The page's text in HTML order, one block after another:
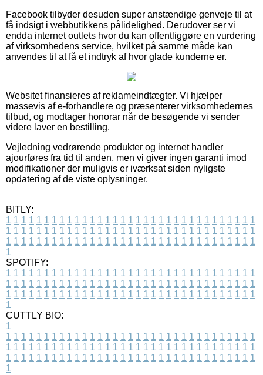
Facebook tilbyder desuden super anstændige genveje til at
få indsigt i webbutikkens pålidelighed. Derudover ser vi
endda internet outlets hvor du kan offentliggøre en vurdering
af virksomhedens service, hvilket på samme måde kan
anvendes til at få et indtryk af hvor glade kunderne er.
Websitet finansieres af reklameindtægter. Vi hjælper
massevis af e-forhandlere og præsenterer virksomhedernes
tilbud, og modtager honorar når de besøgende vi sender
videre laver en bestilling.
Vejledning vedrørende produkter og internet handler
ajourføres fra tid til anden, men vi giver ingen garanti imod
modifikationer der muligvis er iværksat siden nyligste
opdatering af de viste oplysninger.
BITLY:
1 1 1 1 1 1 1 1 1 1 1 1 1 1 1 1 1 1 1 1 1 1 1 1 1 1 1 1 1 1 1 1 1
1 1 1 1 1 1 1 1 1 1 1 1 1 1 1 1 1 1 1 1 1 1 1 1 1 1 1 1 1 1 1 1 1
1 1 1 1 1 1 1 1 1 1 1 1 1 1 1 1 1 1 1 1 1 1 1 1 1 1 1 1 1 1 1 1 1
1
SPOTIFY:
1 1 1 1 1 1 1 1 1 1 1 1 1 1 1 1 1 1 1 1 1 1 1 1 1 1 1 1 1 1 1 1 1
1 1 1 1 1 1 1 1 1 1 1 1 1 1 1 1 1 1 1 1 1 1 1 1 1 1 1 1 1 1 1 1 1
1 1 1 1 1 1 1 1 1 1 1 1 1 1 1 1 1 1 1 1 1 1 1 1 1 1 1 1 1 1 1 1 1
1
CUTTLY BIO:
1
1 1 1 1 1 1 1 1 1 1 1 1 1 1 1 1 1 1 1 1 1 1 1 1 1 1 1 1 1 1 1 1 1
1 1 1 1 1 1 1 1 1 1 1 1 1 1 1 1 1 1 1 1 1 1 1 1 1 1 1 1 1 1 1 1 1
1 1 1 1 1 1 1 1 1 1 1 1 1 1 1 1 1 1 1 1 1 1 1 1 1 1 1 1 1 1 1 1 1
1